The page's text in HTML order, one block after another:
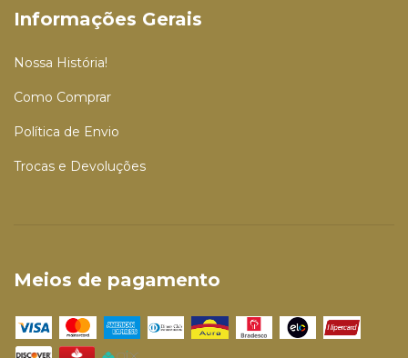
Informações Gerais
Nossa História!
Como Comprar
Política de Envio
Trocas e Devoluções
Meios de pagamento